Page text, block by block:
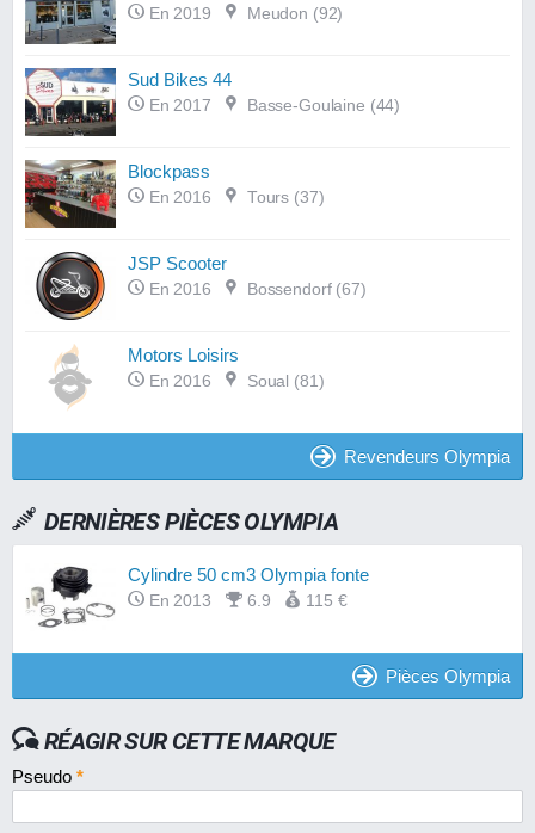
En 2019 Meudon (92)
Sud Bikes 44
En 2017 Basse-Goulaine (44)
Blockpass
En 2016 Tours (37)
JSP Scooter
En 2016 Bossendorf (67)
Motors Loisirs
En 2016 Soual (81)
Revendeurs Olympia
DERNIÈRES PIÈCES OLYMPIA
Cylindre 50 cm3 Olympia fonte
En 2013 6.9 115 €
Pièces Olympia
RÉAGIR SUR CETTE MARQUE
Pseudo *